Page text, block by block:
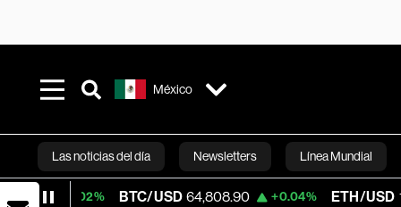
México
Las noticias del día Newsletters Línea Mundial
Bloomberg
BTC/USD 64,808.90 +0.04% ETH/USD 1,911.40